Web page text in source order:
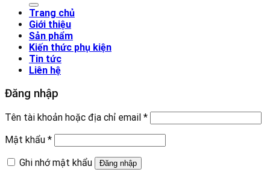
Trang chủ
Giới thiệu
Sản phẩm
Kiến thức phụ kiện
Tin tức
Liên hệ
Đăng nhập
Tên tài khoản hoặc địa chỉ email *
Mật khẩu *
Ghi nhớ mật khẩu
Đăng nhập